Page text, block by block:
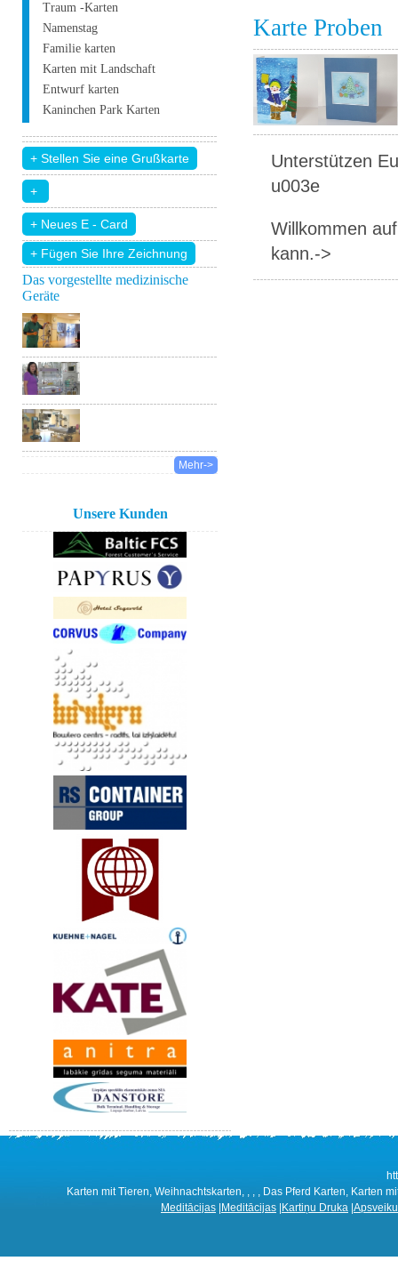
Traum -Karten
Namenstag
Familie karten
Karten mit Landschaft
Entwurf karten
Kaninchen Park Karten
+ Fügen Sie Ihre Zeichnung
Das vorgestellte medizinische
Geräte
Mehr->
Unsere Kunden
Karte Proben
Unterstützen
u003e
Willkommen
kann.->
Karten mit Tieren, Weihnachtskarten, , , , Das Pferd Karten, Karten
Meditācijas Meditācijas Kartiņu Druka